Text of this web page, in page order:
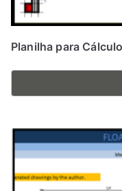
Planilha para